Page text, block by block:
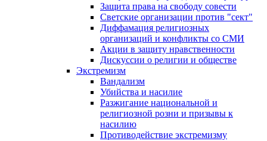
Защита права на свободу совести
Светские организации против "сект"
Диффамация религиозных
организаций и конфликты со СМИ
Акции в защиту нравственности
Дискуссии о религии и обществе
Экстремизм
Вандализм
Убийства и насилие
Разжигание национальной и
религиозной розни и призывы к
насилию
Противодействие экстремизму